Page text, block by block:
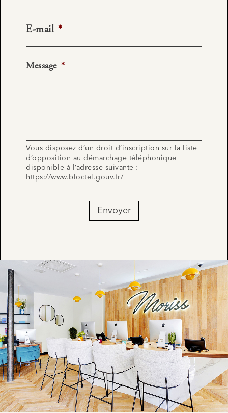
E-mail *
Message *
Vous disposez d’un droit d’inscription sur la liste
d’opposition au démarchage téléphonique
disponible à l’adresse suivante :
https://www.bloctel.gouv.fr/
Envoyer